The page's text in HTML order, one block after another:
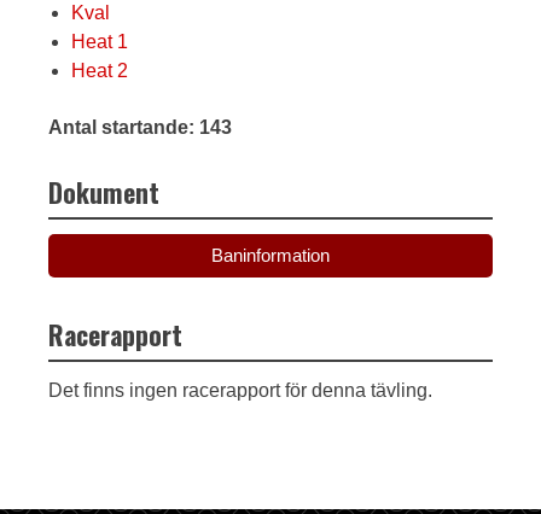
Kval
Heat 1
Heat 2
Antal startande: 143
Dokument
Baninformation
Racerapport
Det finns ingen racerapport för denna tävling.